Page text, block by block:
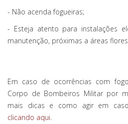
- Não acenda fogueiras;
- Esteja atento para instalações
manutenção, próximas a áreas
Em caso de ocorrências com
Corpo de Bombeiros Militar por
mais dicas e como agir em
clicando aqui.